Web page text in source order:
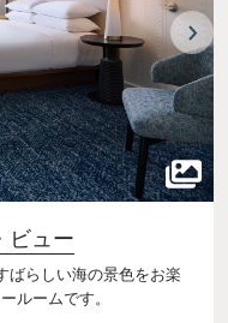
ビュー
ばらしい海の景色をお楽
ルームです。